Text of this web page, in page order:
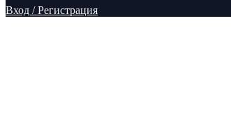
Вход / Регистрация